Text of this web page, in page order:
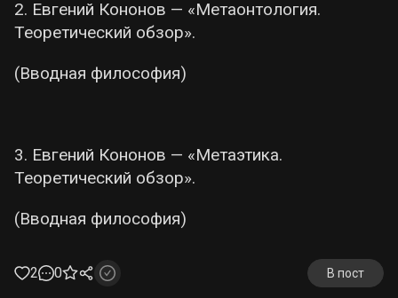
2. Евгений Кононов — «Метаонтология.
Теоретический обзор».
(Вводная философия)
3. Евгений Кононов — «Метаэтика.
Теоретический обзор».
(Вводная философия)
2 0 В пост